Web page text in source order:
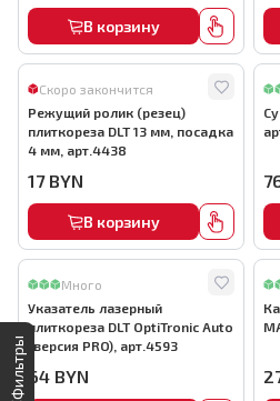
Фильтры
В корзину
Скоро закончится
Режущий ролик (резец)
плиткореза DLT 13 мм, посадка
4 мм, арт.4438
17 BYN
В корзину
Много
Указатель лазерный
плиткореза DLT OptiTronic Auto
(версия PRO), арт.4593
64 BYN